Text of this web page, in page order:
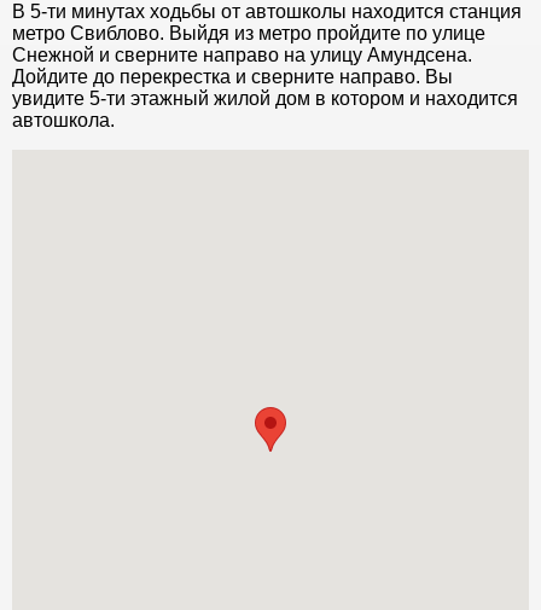
В 5-ти минутах ходьбы от автошколы находится станция
метро Свиблово. Выйдя из метро пройдите по улице
Снежной и сверните направо на улицу Амундсена.
Дойдите до перекрестка и сверните направо. Вы
увидите 5-ти этажный жилой дом в котором и находится
автошкола.